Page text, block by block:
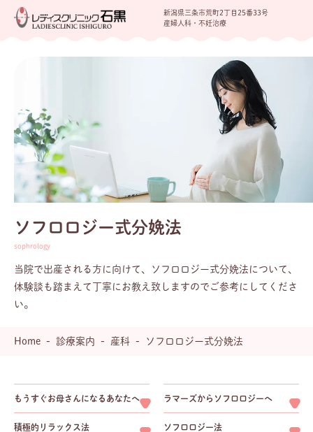
新潟県三条市荒町2丁目25番33号
産婦人科・不妊治療
ソフロロジー式分娩法
当院で出産される方に向けて、ソフロロジー式分娩法について、
体験談も踏まえて丁寧にお教え致しますのでご参考にしてくださ
い。
Home 診療案内 産科 ソフロロジー式分娩法
もうすぐお母さんになるあなたへ ラマーズからソフロロジーへ
積極的リラックス法 ソフロロジー法